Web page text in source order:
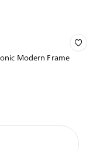
Modern Frame